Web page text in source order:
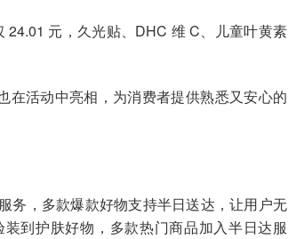
元，久光贴、DHC 维 C、儿童叶黄素
在活动中亮相，为消费者提供熟悉又安心的
务，多款爆款好物支持半日送达，让用户无
到护肤好物，多款热门商品加入半日达服